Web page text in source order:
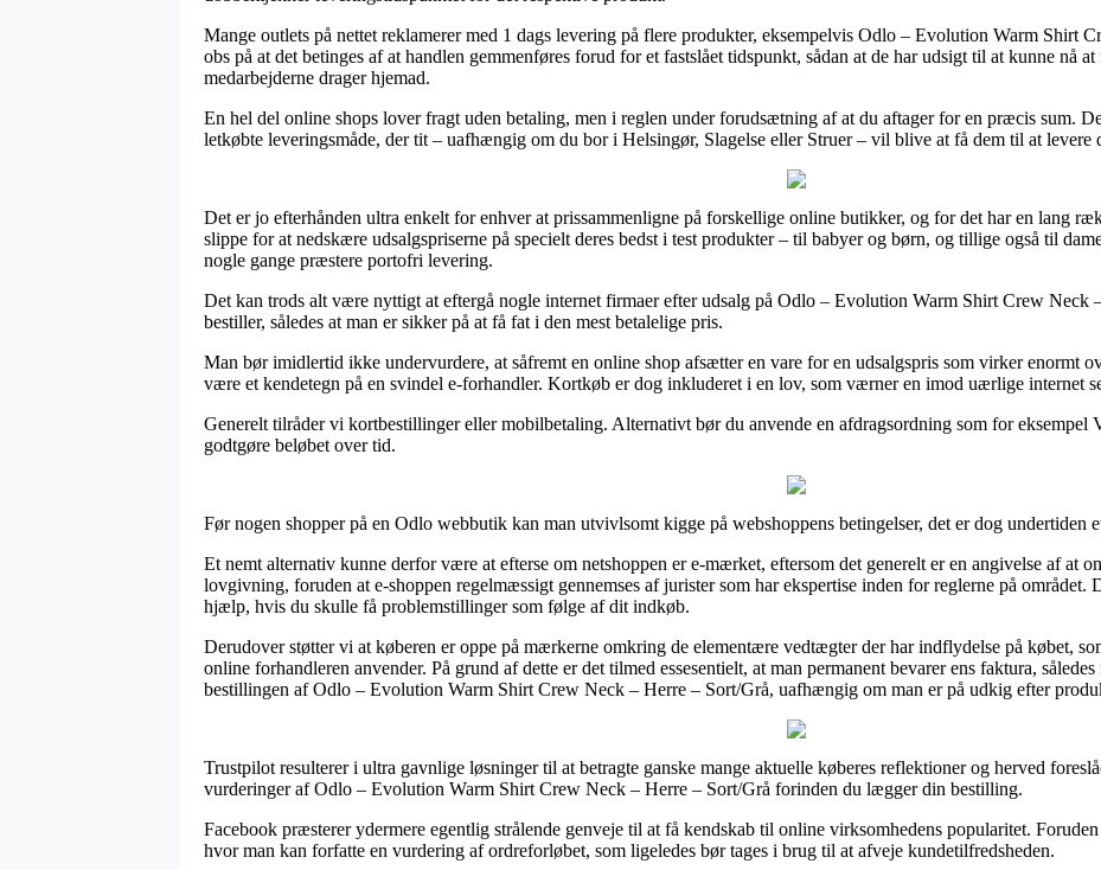
Mange outlets på nettet reklamerer med 1 dags levering på flere produkter, eksempelvis Odlo – Evolution Warm Shirt
obs på at det betinges af at handlen gemmenføres forud for et fastslået tidspunkt, sådan at de har udsigt til at kunne nå
medarbejderne drager hjemad.
En hel del online shops lover fragt uden betaling, men i reglen under forudsætning af at du aftager for en præcis sum.
letkøbte leveringsmåde, der tit – uafhængig om du bor i Helsingør, Slagelse eller Struer – vil blive at få dem til at levere
Det er jo efterhånden ultra enkelt for enhver at prissammenligne på forskellige online butikker, og for det har en lang
slippe for at nedskære udsalgspriserne på specielt deres bedst i test produkter – til babyer og børn, og tillige også til
nogle gange præstere portofri levering.
Det kan trods alt være nyttigt at eftergå nogle internet firmaer efter udsalg på Odlo – Evolution Warm Shirt Crew Neck
bestiller, således at man er sikker på at få fat i den mest betalelige pris.
Man bør imidlertid ikke undervurdere, at såfremt en online shop afsætter en vare for en udsalgspris som virker enormt
være et kendetegn på en svindel e-forhandler. Kortkøb er dog inkluderet i en lov, som værner en imod uærlige internet
Generelt tilråder vi kortbestillinger eller mobilbetaling. Alternativt bør du anvende en afdragsordning som for
godtgøre beløbet over tid.
Før nogen shopper på en Odlo webbutik kan man utvivlsomt kigge på webshoppens betingelser, det er dog undertiden
Et nemt alternativ kunne derfor være at efterse om netshoppen er e-mærket, eftersom det generelt er en angivelse af at
lovgivning, foruden at e-shoppen regelmæssigt gennemses af jurister som har ekspertise inden for reglerne på området.
hjælp, hvis du skulle få problemstillinger som følge af dit indkøb.
Derudover støtter vi at køberen er oppe på mærkerne omkring de elementære vedtægter der har indflydelse på købet,
online forhandleren anvender. På grund af dette er det tilmed essesentielt, at man permanent bevarer ens faktura,
bestillingen af Odlo – Evolution Warm Shirt Crew Neck – Herre – Sort/Grå, uafhængig om man er på udkig efter
Trustpilot resulterer i ultra gavnlige løsninger til at betragte ganske mange aktuelle køberes reflektioner og herved
vurderinger af Odlo – Evolution Warm Shirt Crew Neck – Herre – Sort/Grå forinden du lægger din bestilling.
Facebook præsterer ydermere egentlig strålende genveje til at få kendskab til online virksomhedens popularitet.
hvor man kan forfatte en vurdering af ordreforløbet, som ligeledes bør tages i brug til at afveje kundetilfredsheden.